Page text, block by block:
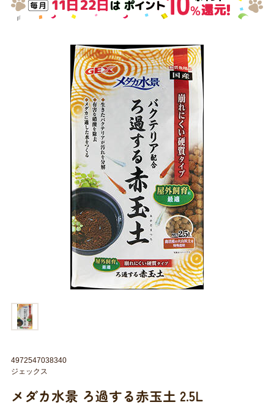
美容・ケア用品 服・おさんぽ用品
日用品（デイリー） リビング雑貨
トリマーグッズ シニアサポート
お問い合わせ
メダカ水景 ろ過する赤玉土 2.5L
4972547038340
ジェックス